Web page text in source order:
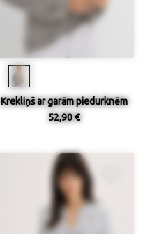
Krekliņš ar garām piedurknēm
52,90 €